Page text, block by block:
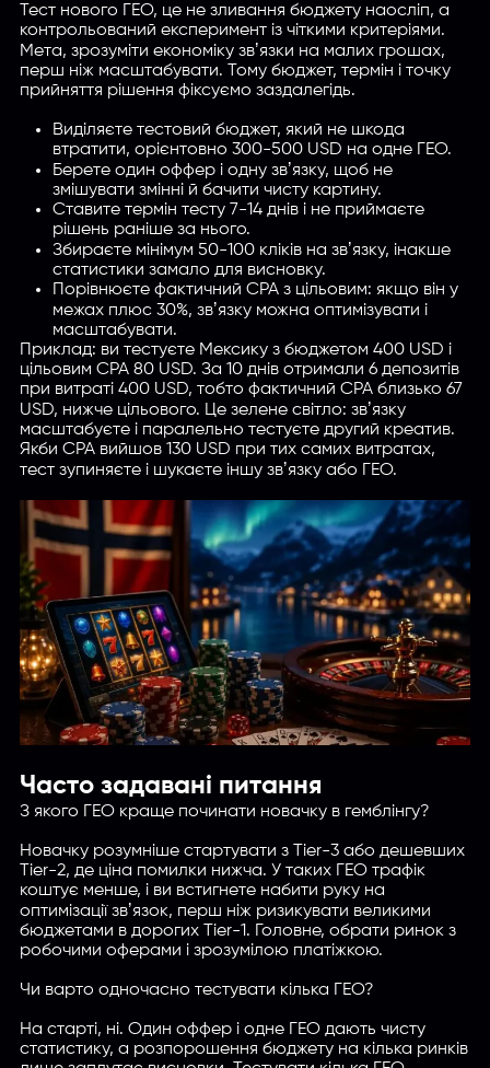
Тест нового ГЕО, це не зливання бюджету наосліп, а
контрольований експеримент із чіткими критеріями.
Мета, зрозуміти економіку звʼязки на малих грошах,
перш ніж масштабувати. Тому бюджет, термін і точку
прийняття рішення фіксуємо заздалегідь.
Виділяєте тестовий бюджет, який не шкода
втратити, орієнтовно 300-500 USD на одне ГЕО.
Берете один оффер і одну звʼязку, щоб не
змішувати змінні й бачити чисту картину.
Ставите термін тесту 7-14 днів і не приймаєте
рішень раніше за нього.
Збираєте мінімум 50-100 кліків на звʼязку, інакше
статистики замало для висновку.
Порівнюєте фактичний CPA з цільовим: якщо він у
межах плюс 30%, звʼязку можна оптимізувати і
масштабувати.
Приклад: ви тестуєте Мексику з бюджетом 400 USD і
цільовим CPA 80 USD. За 10 днів отримали 6 депозитів
при витраті 400 USD, тобто фактичний CPA близько 67
USD, нижче цільового. Це зелене світло: звʼязку
масштабуєте і паралельно тестуєте другий креатив.
Якби CPA вийшов 130 USD при тих самих витратах,
тест зупиняєте і шукаєте іншу звʼязку або ГЕО.
Часто задавані питання
З якого ГЕО краще починати новачку в гемблінгу?
Новачку розумніше стартувати з Tier-3 або дешевших
Tier-2, де ціна помилки нижча. У таких ГЕО трафік
коштує менше, і ви встигнете набити руку на
оптимізації звʼязок, перш ніж ризикувати великими
бюджетами в дорогих Tier-1. Головне, обрати ринок з
робочими оферами і зрозумілою платіжкою.
Чи варто одночасно тестувати кілька ГЕО?
На старті, ні. Один оффер і одне ГЕО дають чисту
статистику, а розпорошення бюджету на кілька ринків